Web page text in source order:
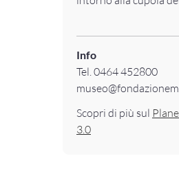
Info
Tel. 0464 452800
Scopri di più sul
3.0